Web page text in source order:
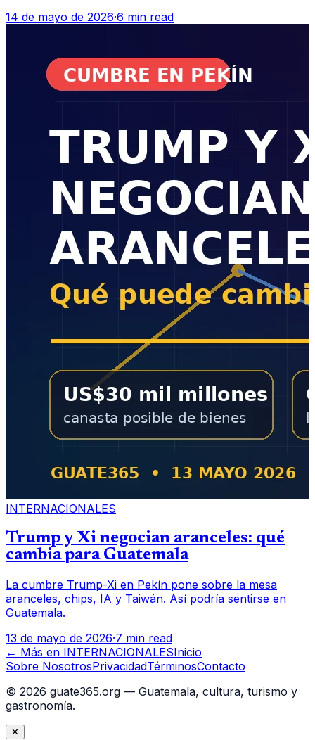
14 de mayo de 2026·6 min read
INTERNACIONALES
Trump y Xi negocian aranceles: qué
cambia para Guatemala
La cumbre Trump-Xi en Pekín pone sobre la mesa
aranceles, chips, IA y Taiwán. Así podría sentirse en
Guatemala.
13 de mayo de 2026·7 min read
← Más en INTERNACIONALESInicio
Sobre NosotrosPrivacidadTérminosContacto
© 2026 guate365.org — Guatemala, cultura, turismo y
gastronomía.
✕